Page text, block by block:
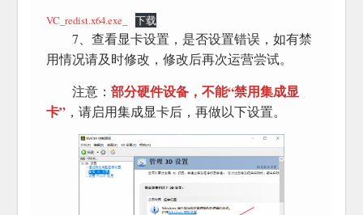
VC_redist.x64.exe_ 下载
7、查看显卡设置，是否设置错误，如有禁
用情况请及时修改，修改后再次运营尝试。
注意：部分硬件设备，不能“禁用集成显
卡” ，请启用集成显卡后，再做以下设置。